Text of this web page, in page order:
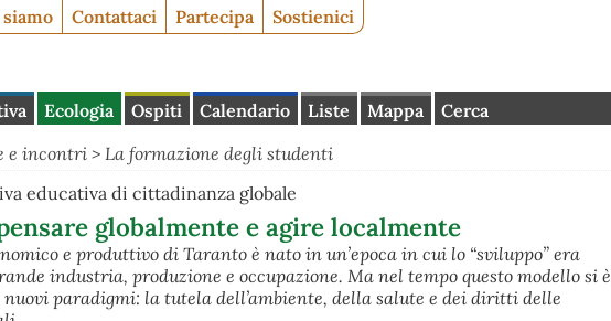
Contattaci Partecipa Sostienici
Ecologia Ospiti Calendario Liste Mappa Cerca
e incontri >La formazione degli studenti
educativa di cittadinanza globale
globalmente e agire localmente
e produttivo di Taranto è nato in un’epoca in cui lo “sviluppo” era
industria, produzione e occupazione. Ma nel tempo questo modello si è
paradigmi: la tutela dell’ambiente, della salute e dei diritti delle